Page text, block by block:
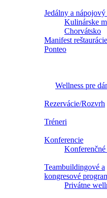
Jedálny a
Kulinárske
Chorvátsko
Manifest reštaurácie
Ponteo
Wellness pre
Rezervácie/Rozvrh
Tréneri
Konferencie
Teambuildingové a
kongresové
Privátne